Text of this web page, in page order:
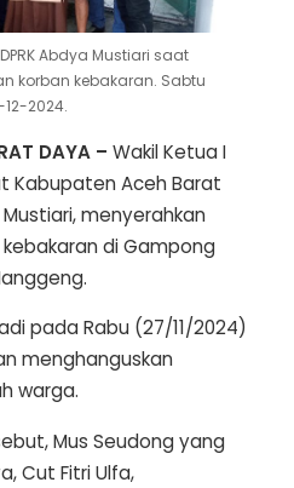
Abdya Mustiari saat
korban kebakaran. Sabtu
12-2024.
DAYA – Wakil Ketua I
Kabupaten Aceh Barat
menyerahkan
di Gampong
pada Rabu (27/11/2024)
menghanguskan
warga.
Mus Seudong yang
Cut Fitri Ulfa,